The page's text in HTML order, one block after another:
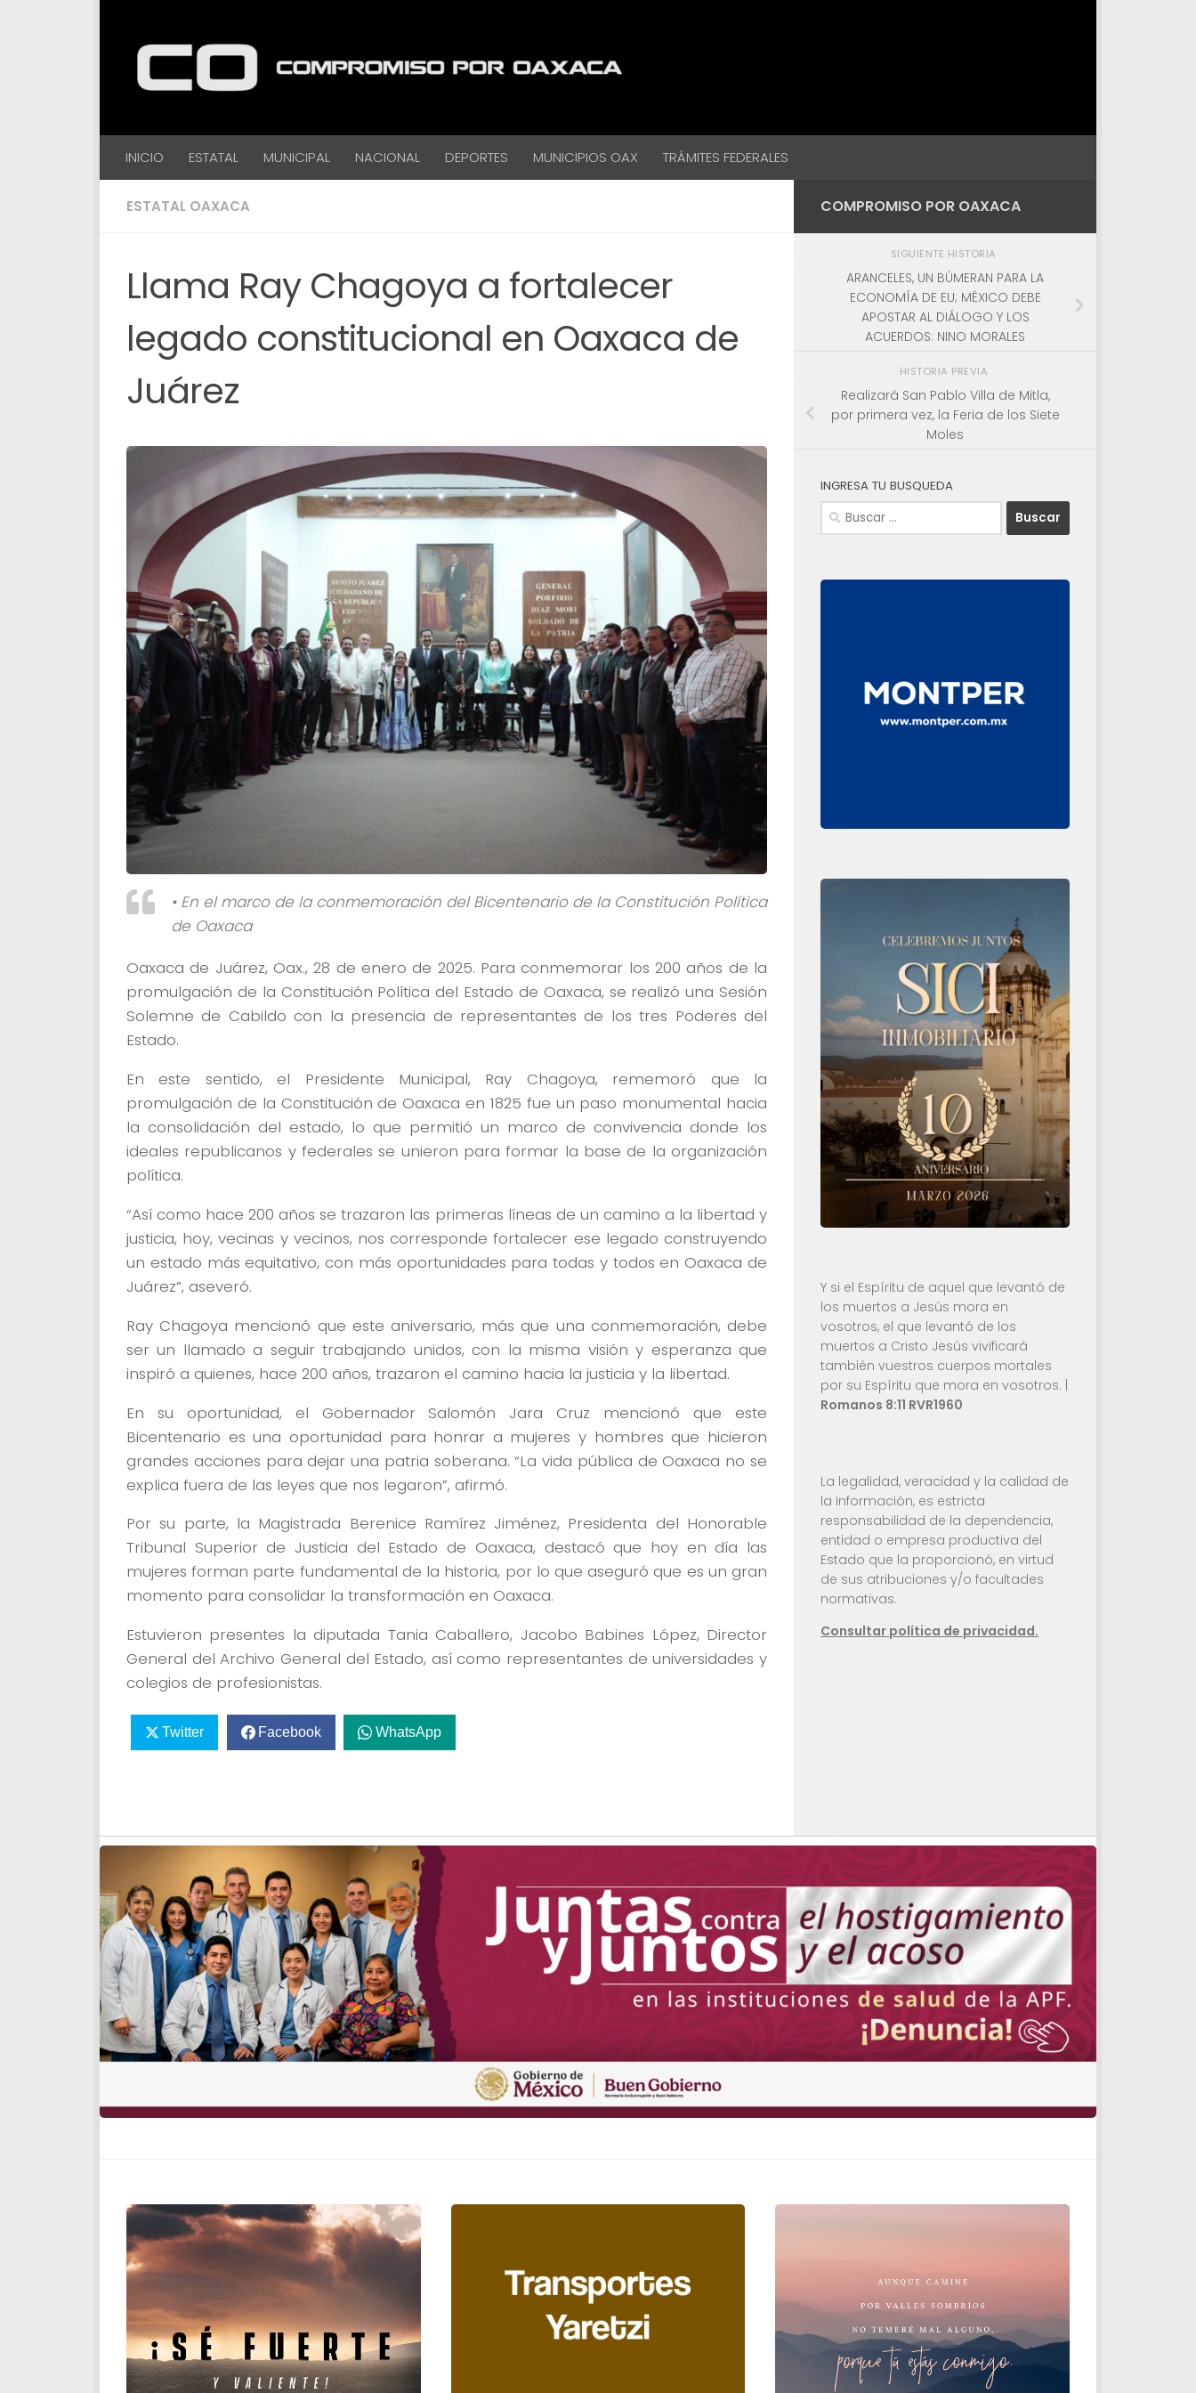
INICIO ESTATAL MUNICIPAL NACIONAL DEPORTES MUNICIPIOS OAX TRÁMITES FEDERALES
ESTATAL OAXACA
Llama Ray Chagoya a fortalecer
legado constitucional en Oaxaca de
Juárez
• En el marco de la conmemoración del Bicentenario de la Constitución Política
de Oaxaca
Oaxaca de Juárez, Oax., 28 de enero de 2025. Para conmemorar los 200 años de la
promulgación de la Constitución Política del Estado de Oaxaca, se realizó una Sesión
Solemne de Cabildo con la presencia de representantes de los tres Poderes del
Estado.
En este sentido, el Presidente Municipal, Ray Chagoya, rememoró que la
promulgación de la Constitución de Oaxaca en 1825 fue un paso monumental hacia
la consolidación del estado, lo que permitió un marco de convivencia donde los
ideales republicanos y federales se unieron para formar la base de la organización
política.
“Así como hace 200 años se trazaron las primeras líneas de un camino a la libertad y
justicia, hoy, vecinas y vecinos, nos corresponde fortalecer ese legado construyendo
un estado más equitativo, con más oportunidades para todas y todos en Oaxaca de
Juárez”, aseveró.
Ray Chagoya mencionó que este aniversario, más que una conmemoración, debe
ser un llamado a seguir trabajando unidos, con la misma visión y esperanza que
inspiró a quienes, hace 200 años, trazaron el camino hacia la justicia y la libertad.
En su oportunidad, el Gobernador Salomón Jara Cruz mencionó que este
Bicentenario es una oportunidad para honrar a mujeres y hombres que hicieron
grandes acciones para dejar una patria soberana. “La vida pública de Oaxaca no se
explica fuera de las leyes que nos legaron”, afirmó.
Por su parte, la Magistrada Berenice Ramírez Jiménez, Presidenta del Honorable
Tribunal Superior de Justicia del Estado de Oaxaca, destacó que hoy en día las
mujeres forman parte fundamental de la historia, por lo que aseguró que es un gran
momento para consolidar la transformación en Oaxaca.
Estuvieron presentes la diputada Tania Caballero, Jacobo Babines López, Director
General del Archivo General del Estado, así como representantes de universidades y
colegios de profesionistas.
Twitter Facebook WhatsApp
COMPROMISO POR OAXACA
SIGUIENTE HISTORIA
ARANCELES, UN BÚMERAN PARA LA
ECONOMÍA DE EU; MÉXICO DEBE
APOSTAR AL DIÁLOGO Y LOS
ACUERDOS: NINO MORALES
HISTORIA PREVIA
Realizará San Pablo Villa de Mitla,
por primera vez, la Feria de los Siete
Moles
INGRESA TU BUSQUEDA
Buscar:
Y si el Espíritu de aquel que levantó de
los muertos a Jesús mora en
vosotros, el que levantó de los
muertos a Cristo Jesús vivificará
también vuestros cuerpos mortales
por su Espíritu que mora en vosotros. |
Romanos 8:11 RVR1960
La legalidad, veracidad y la calidad de
la información, es estricta
responsabilidad de la dependencia,
entidad o empresa productiva del
Estado que la proporcionó, en virtud
de sus atribuciones y/o facultades
normativas.
Consultar política de privacidad.